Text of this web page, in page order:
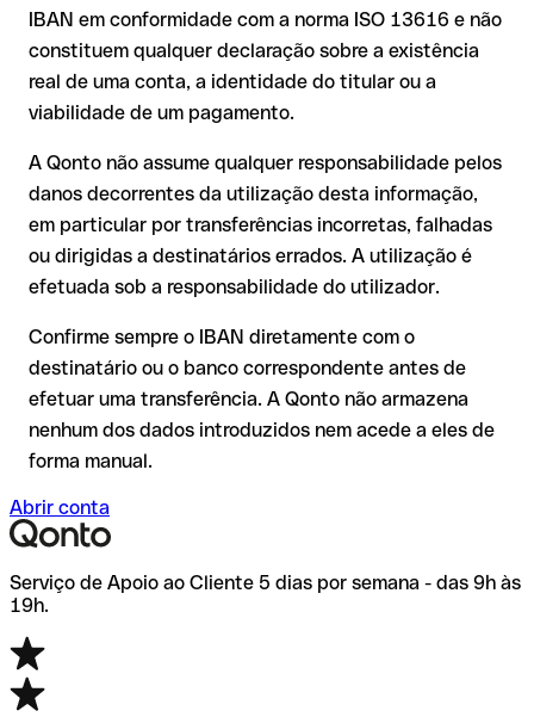
transpostos dígitos e a combinação resultante é formalmente
válida.
por escrito, especialmente em novas relações comerciais ou
com montantes elevados. A existência de uma conta só pode
ser verificada pelo próprio Danske Bank A/S ou através de
uma transferência de teste.
A sua instituição pode iniciar um processo de reclamação a
seu pedido;
A devolução não está garantida, especialmente se o
destinatário já tiver utilizado o dinheiro
recuperação é consideravelmente mais complexa e implica
comissões adicionais.
Recomendação
: verifique cada IBAN antes de efetuar uma
transferência com o nosso IBAN Checker gratuito e, em caso
de dúvida, confirme-o diretamente com o destinatário. Esta
precaução é especialmente importante com montantes
elevados ou em novas relações comerciais.
IBAN em conformidade com a norma ISO 13616 e não
constituem qualquer declaração sobre a existência
real de uma conta, a identidade do titular ou a
viabilidade de um pagamento.
A Qonto não assume qualquer responsabilidade pelos
danos decorrentes da utilização desta informação,
em particular por transferências incorretas, falhadas
ou dirigidas a destinatários errados. A utilização é
efetuada sob a responsabilidade do utilizador.
Confirme sempre o IBAN diretamente com o
destinatário ou o banco correspondente antes de
efetuar uma transferência. A Qonto não armazena
nenhum dos dados introduzidos nem acede a eles de
forma manual.
Abrir conta
Serviço de Apoio ao Cliente 5 dias por semana - das 9h às
19h.